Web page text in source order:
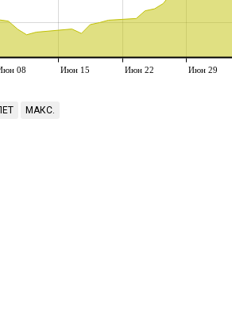
08 Июн 15 Июн 22 Июн 29
МАКС.